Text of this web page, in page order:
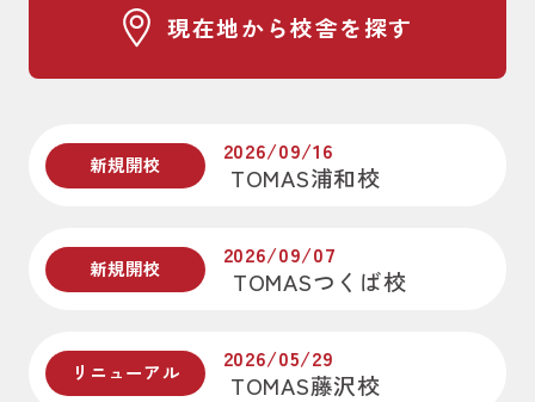
現在地から校舎を探す
新規開校 2026/09/16
TOMAS浦和校
新規開校 2026/09/07
TOMASつくば校
リニューアル 2026/05/29
TOMAS藤沢校